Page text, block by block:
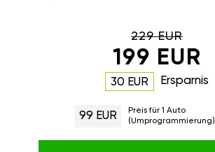
229 EUR
199 EUR
30 EUR Ersparnis
99 EUR
Preis für 1 Auto
(Umprogrammierung)